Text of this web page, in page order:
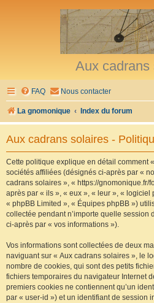
Aux cadrans
FAQ Nous contacter
La gnomonique Index du forum
Aux cadrans solaires -
Cette politique explique en détail comment
sociétés affiliées (désignés ci-après par «
cadrans solaires », « https://gnomonique.fr/
après par « ils », « eux », « leur », « logiciel
« phpBB Limited », « Équipes phpBB »)
collectée pendant n’importe quelle session
ci-après par « vos informations »).
Vos informations sont collectées de deux
naviguant sur « Aux cadrans solaires », le
nombre de cookies, qui sont des petits
fichiers temporaires du navigateur Internet
premiers cookies ne contiennent qu’un
par « user-id ») et un identifiant de session